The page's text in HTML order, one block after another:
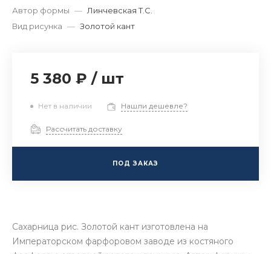
Автор формы — Линчевская Т.С.
Вид рисунка — Золотой кант
5 380 ₽ / шт
Нет в наличии Нашли дешевле?
Рассчитать доставку
ПОД ЗАКАЗ
Сахарница рис. Золотой кант изготовлена на
Императорском фарфоровом заводе из костяного